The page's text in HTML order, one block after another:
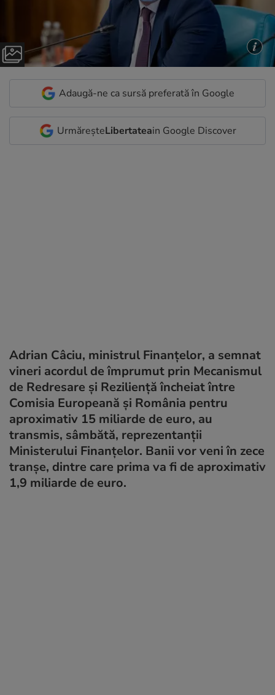
Adaugă-ne ca sursă preferată în Google
UrmăreșteLibertateain Google Discover
Adrian Câciu, ministrul Finanțelor, a semnat
vineri acordul de împrumut prin Mecanismul
de Redresare și Reziliență încheiat între
Comisia Europeană și România pentru
aproximativ 15 miliarde de euro, au
transmis, sâmbătă, reprezentanții
Ministerului Finanțelor. Banii vor veni în zece
tranșe, dintre care prima va fi de aproximativ
1,9 miliarde de euro.